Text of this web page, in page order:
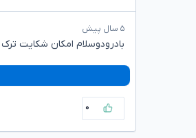
۵ سال پیش
بادرودوسلام امکان شکایت
۰